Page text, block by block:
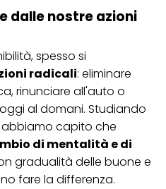
dalle nostre azioni
spesso si
radicali: eliminare
rinunciare all'auto o
al domani. Studiando
capito che
di mentalità e di
gradualità delle buone e
fare la differenza.